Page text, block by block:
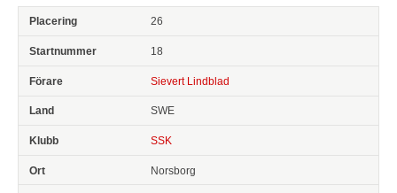
26
18
Sievert Lindblad
SWE
SSK
Norsborg